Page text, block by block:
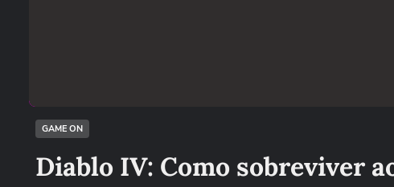
GAME ON
Diablo IV: Como sobreviver